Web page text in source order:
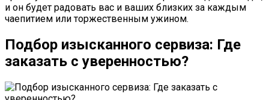
и он будет радовать вас и ваших близких за каждым
чаепитием или торжественным ужином.
Подбор изысканного сервиза: Где
заказать с уверенностью?